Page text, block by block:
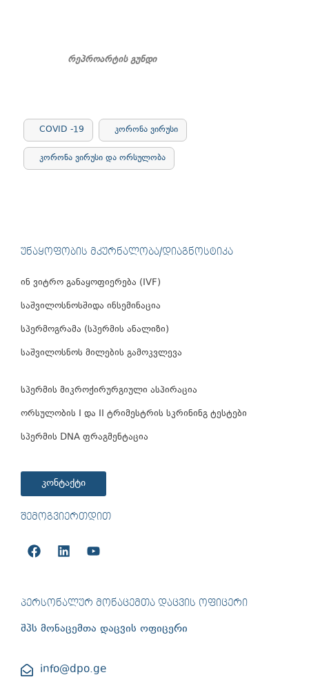
რეპროარტის გუნდი
COVID -19 კორონა ვირუსი
კორონა ვირუსი და ორსულობა
ᲣᲜᲐᲧᲝᲤᲝᲑᲘᲡ ᲛᲙᲣᲠᲜᲐᲚᲝᲑᲐ/ᲓᲘᲐᲒᲜᲝᲡᲢᲘᲙᲐ
ინ ვიტრო განაყოფიერება (IVF)
საშვილოსნოსშიდა ინსემინაცია
სპერმოგრამა (სპერმის ანალიზი)
საშვილოსნოს მილების გამოკვლევა
სპერმის მიკროქირურგიული ასპირაცია
ორსულობის I და II ტრიმესტრის სკრინინგ ტესტები
სპერმის DNA ფრაგმენტაცია
კონტაქტი
ᲨᲔᲛᲝᲒᲕᲘᲔᲠᲗᲓᲘᲗ
ᲞᲔᲠᲡᲝᲜᲐᲚᲣᲠ ᲛᲝᲜᲐᲪᲔᲛᲗᲐ ᲓᲐᲪᲕᲘᲡ ᲝᲤᲘᲪᲔᲠᲘ
შპს მონაცემთა დაცვის ოფიცერი
info@dpo.ge